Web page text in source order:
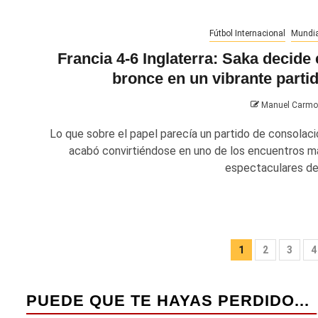
Fútbol Internacional
Francia 4-6 Inglaterra: Saka decide
bronce en un vibrante
Manuel
Lo que sobre el papel parecía un partido de
acabó convirtiéndose en uno de los encuentros
espectaculares
entradas
1 2 3 4
PUEDE QUE TE HAYAS PERDIDO...